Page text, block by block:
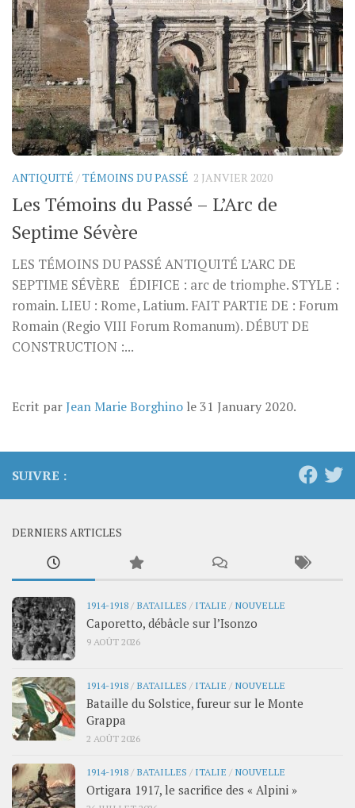
ANTIQUITÉ /TÉMOINS DU PASSÉ 2 JANVIER 2020
Les Témoins du Passé – L’Arc de
Septime Sévère
LES TÉMOINS DU PASSÉ ANTIQUITÉ L’ARC DE
SEPTIME SÉVÈRE ÉDIFICE : arc de triomphe. STYLE :
romain. LIEU : Rome, Latium. FAIT PARTIE DE : Forum
Romain (Regio VIII Forum Romanum). DÉBUT DE
CONSTRUCTION :...
Ecrit parJean Marie Borghino le31 January 2020.
SUIVRE :
DERNIERS ARTICLES
1914-1918/ BATAILLES / ITALIE / NOUVELLE
Caporetto, débâcle sur l’Isonzo
9 AOÛT 2026
1914-1918/ BATAILLES / ITALIE / NOUVELLE
Bataille du Solstice, fureur sur le Monte
Grappa
2 AOÛT 2026
1914-1918/ BATAILLES / ITALIE / NOUVELLE
Ortigara 1917, le sacrifice des « Alpini »